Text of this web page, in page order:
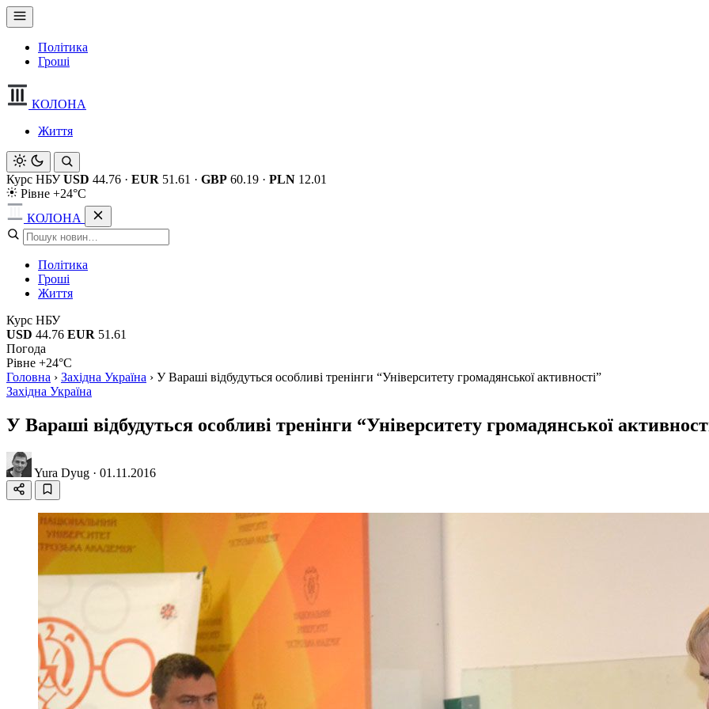
Політика
Гроші
КОЛОНА
Життя
Курс НБУ USD 44.76 · EUR 51.61 · GBP 60.19 · PLN 12.01
Рівне +24°C
КОЛОНА
Політика
Гроші
Життя
Курс НБУ
USD 44.76 EUR 51.61
Погода
Рівне +24°C
Головна › Західна Україна › У Вараші відбудуться особливі тренінги “Університету громадянської активності”
Західна Україна
У Вараші відбудуться особливі тренінги “Університету громадянської
Yura Dyug · 01.11.2016